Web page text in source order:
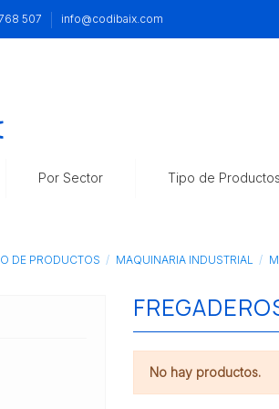
507 info@codibaix.com
Por Sector Tipo de Productos
DE PRODUCTOS MAQUINARIA INDUSTRIAL
No hay productos.